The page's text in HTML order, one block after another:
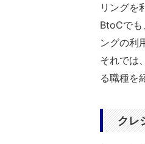
リングを
BtoCでも
ングの利
それでは
る職種を
クレ